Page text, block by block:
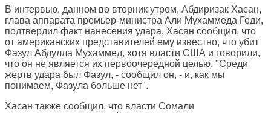
В интервью, данном во вторник утром, Абдиризак Хасан,
глава аппарата премьер-министра Али Мухаммеда Геди,
подтвердил факт нанесения удара. Хасан сообщил, что
от американских представителей ему известно, что убит
Фазул Абдулла Мухаммед, хотя власти США и говорили,
что он не является их первоочередной целью. "Среди
жертв удара был Фазул, - сообщил он, - и, как мы
понимаем, Фазула больше нет".
Хасан также сообщил, что власти Сомали